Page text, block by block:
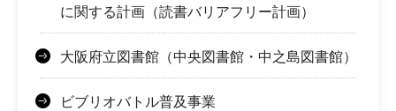
に関する計画（読書バリアフリー計画）
大阪府立図書館（中央図書館・中之島図書館）
ビブリオバトル普及事業